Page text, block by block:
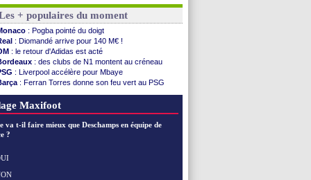
Nantes: Der Zakarian et sa relation avec Kita
OM: le club prêt à libérer Kondogbia ?
Monaco: le message touchant d'Akliouche
FIFA: Tebas en remet une couche
FIFA : l'UEFA maintient la pression
PSG: Tebas encense Luis Enrique
Real: Vinicius jusqu'en 2032 (officiel)
Lyon: Mangala va rejoindre Getafe
OM: une offre refusée pour Aguerd
Troyes: Junior Diaz jusqu'en 2030 (officiel)
OM : une offre pour Bulka
PSG
Arsenal
+ populaires du moment
: Pogba pointé du doigt
: Diomandé arrive pour 140 M€ !
: le retour d'Adidas est acté
: des clubs de N1 montent au créneau
: Liverpool accélère pour Mbaye
: Ferran Torres donne son feu vert au PSG
City: Rodri préfère le Barça au Real !
Maxifoot
va t-il faire mieux que Deschamps en équipe de
?